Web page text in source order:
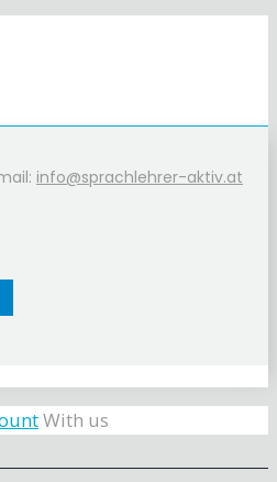
info@sprachlehrer-aktiv.at
With us